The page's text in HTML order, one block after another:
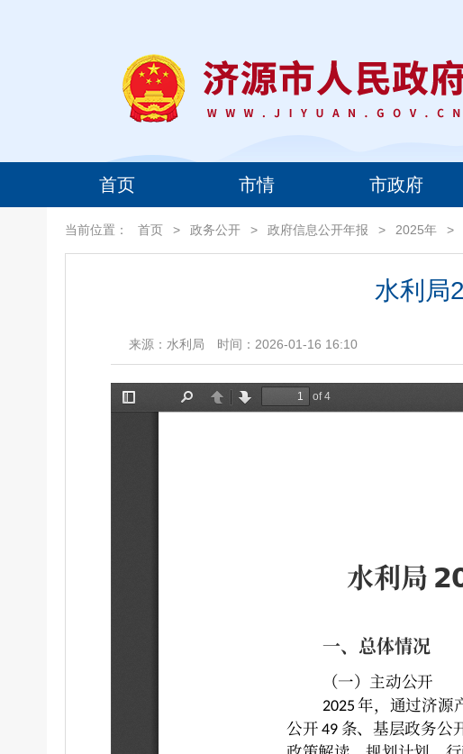
首页 市情 市政府
当前位置： 首页 > 政务公开 > 政府信息公开年报 > 2025年 >
水利局
来源：水利局 时间：2026-01-16 16:10